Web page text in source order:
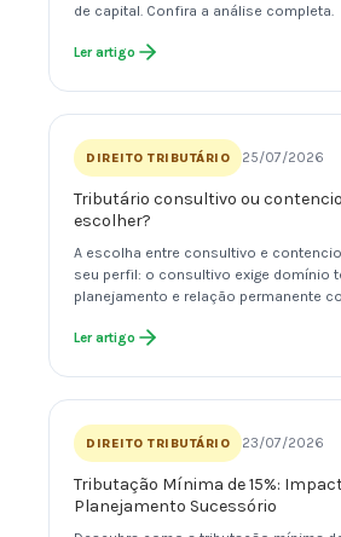
de capital. Confira a análise completa.
Ler artigo
DIREITO TRIBUTÁRIO 25/07/2026
Tributário consultivo ou
escolher?
A escolha entre consultivo e
seu perfil: o consultivo exige domínio
planejamento e relação permanente
Ler artigo
DIREITO TRIBUTÁRIO 23/07/2026
Tributação Mínima de 15%:
Planejamento Sucessório